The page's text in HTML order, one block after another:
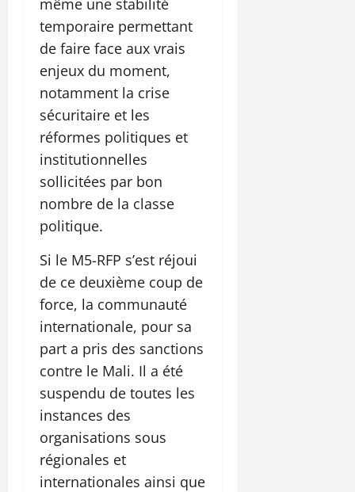
temporaire permettant
de faire face aux vrais
enjeux du moment,
notamment la crise
sécuritaire et les
réformes politiques et
institutionnelles
sollicitées par bon
nombre de la classe
politique.
Si le M5-RFP s’est réjoui
de ce deuxième coup de
force, la communauté
internationale, pour sa
part a pris des sanctions
contre le Mali. Il a été
suspendu de toutes les
instances des
organisations sous
régionales et
internationales ainsi que